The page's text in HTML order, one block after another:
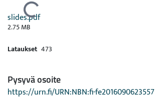
Ladataan...
slides.pdf
2.75 MB
Lataukset 473
Pysyvä osoite
https://urn.fi/URN:NBN:fi-fe2016090623557